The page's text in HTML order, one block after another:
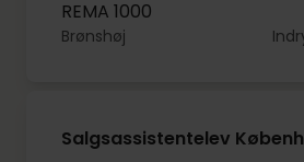
REMA 1000
Brønshøj
Salgsassistentelev